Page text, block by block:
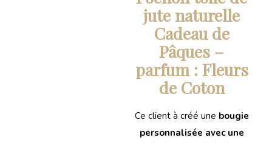
jute naturelle
Cadeau de
Pâques –
parfum : Fleurs
de Coton
Ce client à créé une bougie
personnalisée avec une